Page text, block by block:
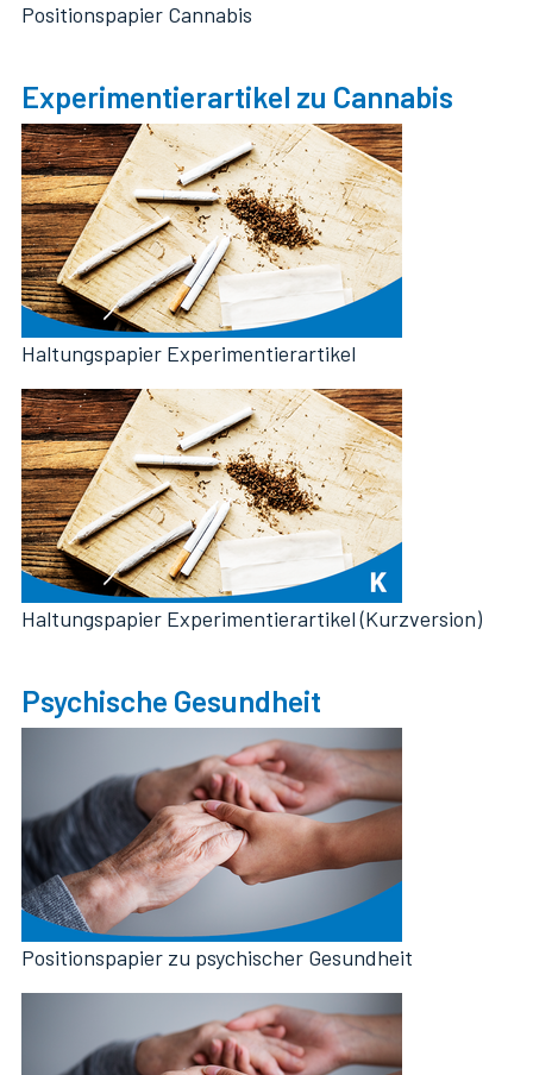
Positionspapier Cannabis
Experimentierartikel zu Cannabis
Haltungspapier Experimentierartikel
Haltungspapier Experimentierartikel (Kurzversion)
Psychische Gesundheit
Positionspapier zu psychischer Gesundheit